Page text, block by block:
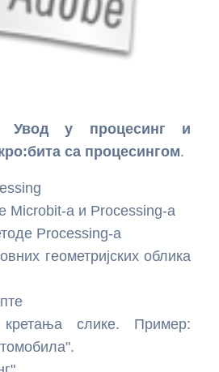
Увод у процесинг и
са процесингом.
Microbit-a и Processing-a
Processing-a
геометријских облика
кретања слике. Пример: